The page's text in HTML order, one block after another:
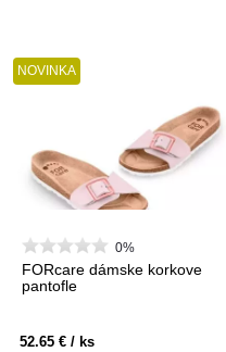
NOVINKA
0%
FORcare dámske korkove
pantofle
52.65 € / ks